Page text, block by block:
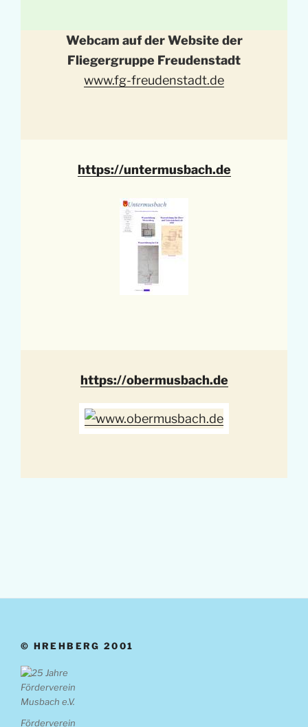
Webcam auf der Website der
Fliegergruppe Freudenstadt
www.fg-freudenstadt.de
https://untermusbach.de
https://obermusbach.de
© HREHBERG 2001
Förderverein